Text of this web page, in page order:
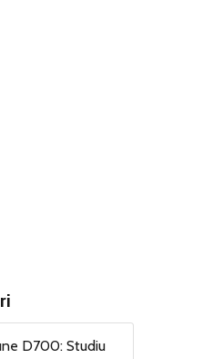
D700: Studiu